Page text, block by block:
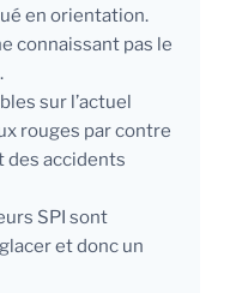
en orientation.
connaissant pas le
sur l’actuel
rouges par contre
des accidents
SPI sont
et donc un